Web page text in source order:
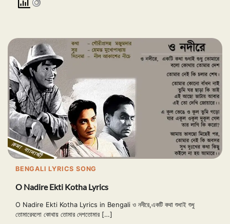
BENGALI LYRICS SONG
O Nadire Ekti Kotha Lyrics
O Nadire Ekti Kotha Lyrics in Bengali ও নদীরে,একটি কথা শুধাই শুধু
তোমারেবলো কোথায় তোমার দেশতোমার […]